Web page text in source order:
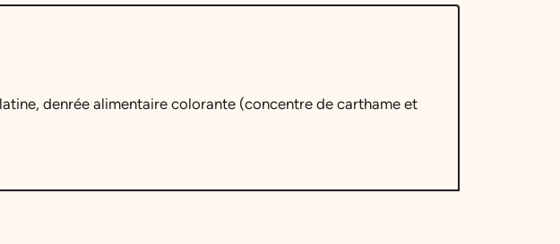
denrée alimentaire colorante (concentre de carthame et